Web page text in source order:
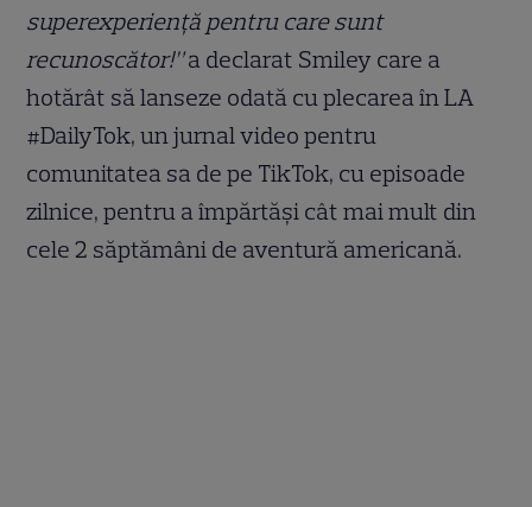
superexperiență pentru care sunt
recunoscător!”a declarat Smiley care a
hotărât să lanseze odată cu plecarea în LA
#DailyTok, un jurnal video pentru
comunitatea sa de pe TikTok, cu episoade
zilnice, pentru a împărtăși cât mai mult din
cele 2 săptămâni de aventură americană.